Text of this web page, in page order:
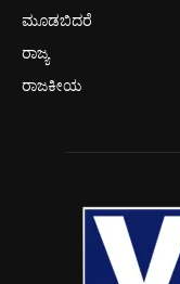
ಮೂಡಬಿದರೆ
ರಾಜ್ಯ
ರಾಜಕೀಯ